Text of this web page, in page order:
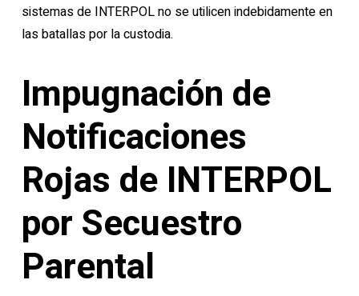
sistemas de INTERPOL no se utilicen indebidamente en
las batallas por la custodia.
Impugnación de
Notificaciones
Rojas de INTERPOL
por Secuestro
Parental